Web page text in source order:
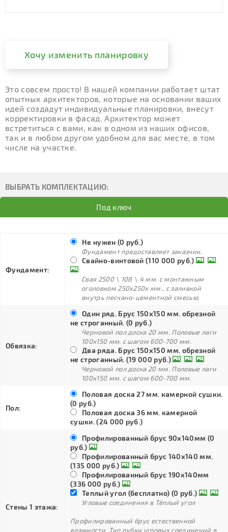
Хочу изменить планировку
Это совсем просто! В нашей компании работает штат
опытных архитекторов, которые на основании ваших
идей создадут индивидуальные планировки, внесут
корректировки в фасад. Архитектор может
встретиться с вами, как в одном из наших офисов,
так и в любом другом удобном для вас месте, в том
числе на участке.
ВЫБРАТЬ КОМПЛЕКТАЦИЮ:
Под ключ
Фундамент:
Не нужен (0 руб.)
Фундамент предоставляет заказчик.
Свайно-винтовой (110 000 руб.)
Свая 2500 \ 108 \ 4 мм. с монтажным
оголовком 250х250х мм., с заливкой
внутрь песчано-цементной смесью.
Обвязка:
Один ряд. Брус 150х150 мм. обрезной
не строганный. (0 руб.)
Черновой пол доска 20 мм. Половые лаги
100х150 мм. с шагом 600-700 мм.
Два ряда. Брус 150х150 мм. обрезной
не строганный. (19 000 руб.)
Черновой пол доска 20 мм. Половые лаги
100х150 мм. с шагом 600-700 мм.
Пол:
Половая доска 27 мм. камерной сушки.
(0 руб.)
Половая доска 36 мм. камерной
сушки. (24 000 руб.)
Стены 1 этажа:
Профилированный брус 90х140мм (0
руб.)
Профилированный брус 140х140 мм.
(135 000 руб.)
Профилированный брус 190х140мм
(336 000 руб.)
Теплый угол (бесплатно) (0 руб.)
Угловые соединения в Тёплый угол
Профилированный брус естественной
влажности. Тип рубки угловых соединений в